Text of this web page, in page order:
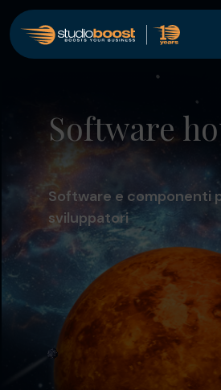
Software
Software e componenti
sviluppatori